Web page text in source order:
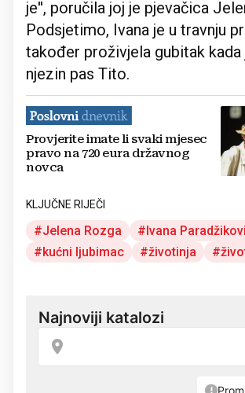
je'', poručila joj je pjevačica
Podsjetimo, Ivana je u travnju
također proživjela gubitak kada
njezin pas Tito.
Provjerite imate li svaki mjesec
pravo na 720 eura državnog
novca
KLJUČNE RIJEČI
Jelena Rozga Ivana
kućni ljubimac
životinja